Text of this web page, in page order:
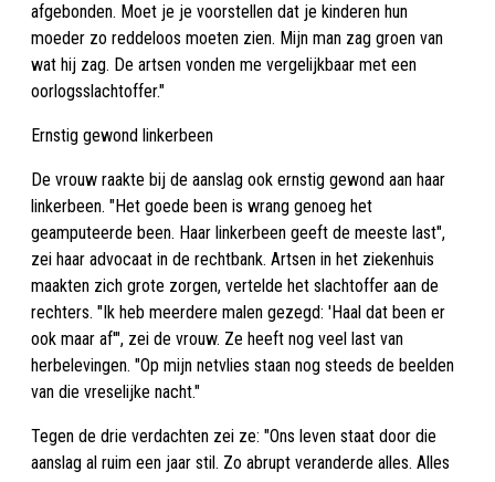
afgebonden. Moet je je voorstellen dat je kinderen hun
moeder zo reddeloos moeten zien. Mijn man zag groen van
wat hij zag. De artsen vonden me vergelijkbaar met een
oorlogsslachtoffer."
Ernstig gewond linkerbeen
De vrouw raakte bij de aanslag ook ernstig gewond aan haar
linkerbeen. "Het goede been is wrang genoeg het
geamputeerde been. Haar linkerbeen geeft de meeste last",
zei haar advocaat in de rechtbank. Artsen in het ziekenhuis
maakten zich grote zorgen, vertelde het slachtoffer aan de
rechters. "Ik heb meerdere malen gezegd: 'Haal dat been er
ook maar af'", zei de vrouw. Ze heeft nog veel last van
herbelevingen. "Op mijn netvlies staan nog steeds de beelden
van die vreselijke nacht."
Tegen de drie verdachten zei ze: "Ons leven staat door die
aanslag al ruim een jaar stil. Zo abrupt veranderde alles. Alles